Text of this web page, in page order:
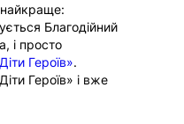
Благодійний
і просто
Героїв».
Героїв» і вже